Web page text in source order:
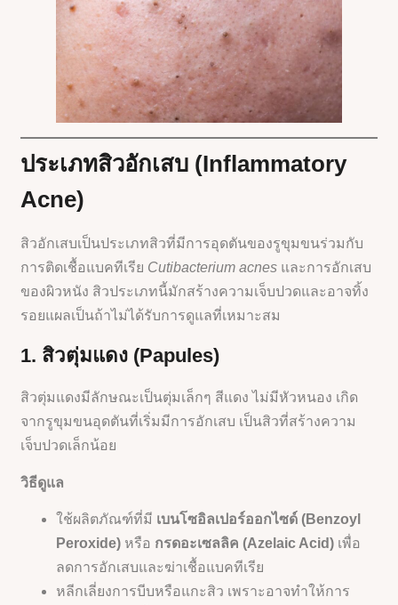
ประเภทสิวอักเสบ (Inflammatory
Acne)
สิวอักเสบเป็นประเภทสิวที่มีการอุดตันของรูขุมขนร่วมกับ
การติดเชื้อแบคทีเรีย Cutibacterium acnes และการอักเสบ
ของผิวหนัง สิวประเภทนี้มักสร้างความเจ็บปวดและอาจทิ้ง
รอยแผลเป็นถ้าไม่ได้รับการดูแลที่เหมาะสม
1. สิวตุ่มแดง (Papules)
สิวตุ่มแดงมีลักษณะเป็นตุ่มเล็กๆ สีแดง ไม่มีหัวหนอง เกิด
จากรูขุมขนอุดตันที่เริ่มมีการอักเสบ เป็นสิวที่สร้างความ
เจ็บปวดเล็กน้อย
วิธีดูแล
ใช้ผลิตภัณฑ์ที่มี เบนโซอิลเปอร์ออกไซด์ (Benzoyl
Peroxide) หรือ กรดอะเซลลิค (Azelaic Acid) เพื่อ
ลดการอักเสบและฆ่าเชื้อแบคทีเรีย
หลีกเลี่ยงการบีบหรือแกะสิว เพราะอาจทำให้การ